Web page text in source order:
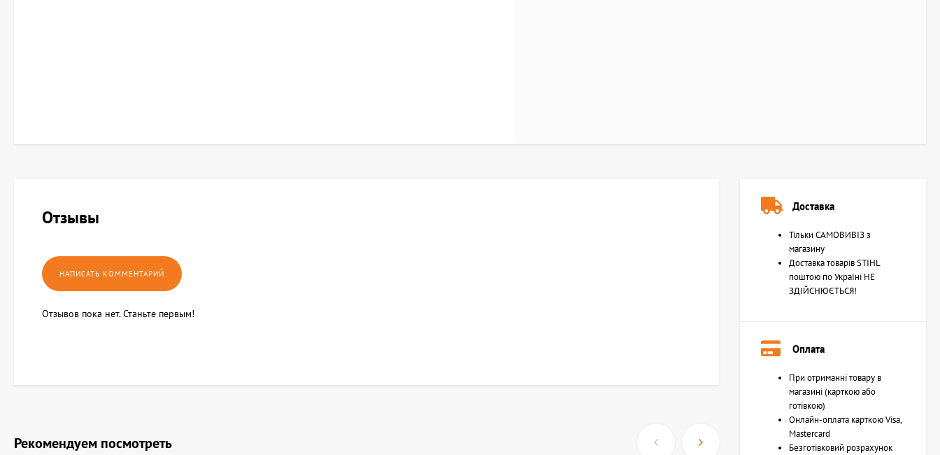
Отзывы
Отзывов пока нет. Станьте первым!
Рекомендуем посмотреть
Доставка
Тільки САМОВИВІЗ з
магазину
Доставка товарів STIHL
поштою по Україні НЕ
ЗДІЙСНЮЄТЬСЯ!
Оплата
При отриманні товару в
магазині (карткою або
готівкою)
Онлайн-оплата карткою Visa,
Mastercard
Безготівковий розрахунок